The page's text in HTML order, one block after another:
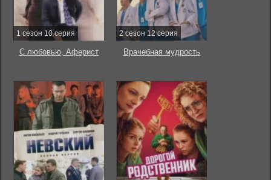
1 сезон 10 серия
С любовью, Аферист
2 сезон 12 серия
Врачебная мудрость